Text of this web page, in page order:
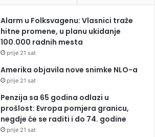
Alarm u Folksvagenu: Vlasnici traže
hitne promene, u planu ukidanje
100.000 radnih mesta
prije 21 sat
Amerika objavila nove snimke NLO-a
prije 21 sat
Penzija sa 65 godina odlazi u
prošlost: Evropa pomjera granicu,
negdje će se raditi i do 74. godine
prije 21 sat